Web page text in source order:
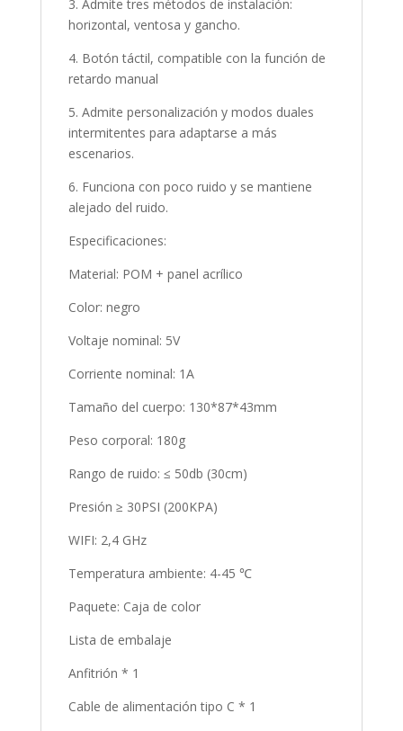
3. Admite tres métodos de instalación:
horizontal, ventosa y gancho.
4. Botón táctil, compatible con la función de
retardo manual
5. Admite personalización y modos duales
intermitentes para adaptarse a más
escenarios.
6. Funciona con poco ruido y se mantiene
alejado del ruido.
Especificaciones:
Material: POM + panel acrílico
Color: negro
Voltaje nominal: 5V
Corriente nominal: 1A
Tamaño del cuerpo: 130*87*43mm
Peso corporal: 180g
Rango de ruido: ≤ 50db (30cm)
Presión ≥ 30PSI (200KPA)
WIFI: 2,4 GHz
Temperatura ambiente: 4-45 ℃
Paquete: Caja de color
Lista de embalaje
Anfitrión * 1
Cable de alimentación tipo C * 1